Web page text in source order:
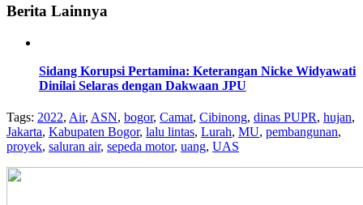
Berita Lainnya
Sidang Korupsi Pertamina: Keterangan Nicke Widyawati
Dinilai Selaras dengan Dakwaan JPU
Tags: 2022, Air, ASN, bogor, Camat, Cibinong, dinas PUPR, hujan,
Jakarta, Kabupaten Bogor, lalu lintas, Lurah, MU, pembangunan,
proyek, saluran air, sepeda motor, uang, UAS